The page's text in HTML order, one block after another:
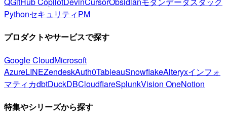
PythonセキュリティPM
プロダクトやサービスで探す
Google CloudMicrosoft
AzureLINEZendeskAuth0TableauSnowflakeAlteryxインフォ
マティカdbtDuckDBCloudflareSplunkVision OneNotion
特集やシリーズから探す